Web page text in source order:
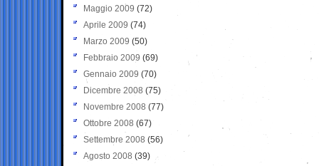
Maggio 2009 (72)
Aprile 2009 (74)
Marzo 2009 (50)
Febbraio 2009 (69)
Gennaio 2009 (70)
Dicembre 2008 (75)
Novembre 2008 (77)
Ottobre 2008 (67)
Settembre 2008 (56)
Agosto 2008 (39)